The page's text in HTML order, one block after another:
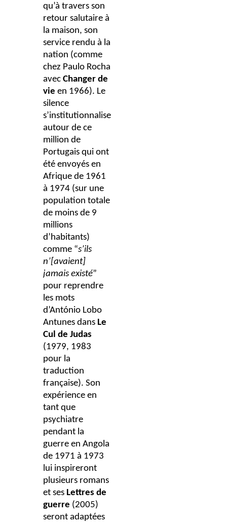
qu’à travers son
retour salutaire à
la maison, son
service rendu à la
nation (comme
chez Paulo Rocha
avec Changer de
vie en 1966). Le
silence
s’institutionnalise
autour de ce
million de
Portugais qui ont
été envoyés en
Afrique de 1961
à 1974 (sur une
population totale
de moins de 9
millions
d’habitants)
comme “s’ils
n’[avaient]
jamais existé”
pour reprendre
les mots
d’António Lobo
Antunes dans Le
Cul de Judas
(1979, 1983
pour la
traduction
française). Son
expérience en
tant que
psychiatre
pendant la
guerre en Angola
de 1971 à 1973
lui inspireront
plusieurs romans
et ses Lettres de
guerre (2005)
seront adaptées